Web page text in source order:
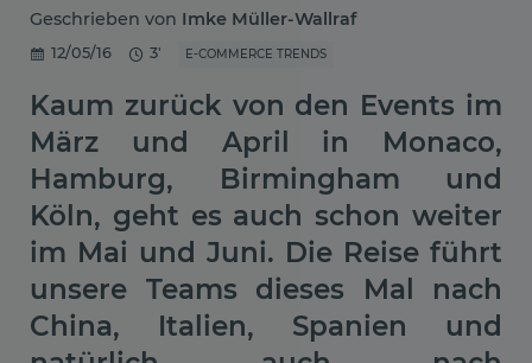
Geschrieben von Imke Müller-Wallraf
12/05/16 3' E-COMMERCE TRENDS
Kaum zurück von den Events im
März und April in Monaco,
Hamburg, Birmingham und
Köln, geht es auch schon weiter
im Mai und Juni. Die Reise führt
unsere Teams dieses Mal nach
China, Italien, Spanien und